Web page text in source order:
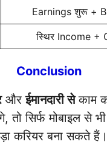
Earnings शुरू +
स्थिर Income +
Conclusion
औरईमानदारी सेकाम
तो सिर्फ मोबाइल से
करियर बना सकते हैं।